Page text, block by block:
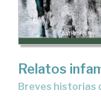
Relatos
breves